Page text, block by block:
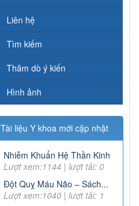
Liên hệ
Tìm kiếm
Thăm dò ý kiến
Hình ảnh
Tài liệu Y khoa mới cập nhật
Nhiễm Khuẩn Hệ Thần Kinh
Lượt xem:1144 | lượt tải: 0
Đột Quỵ Máu Não – Sách...
Lượt xem:1040 | lượt tải: 1